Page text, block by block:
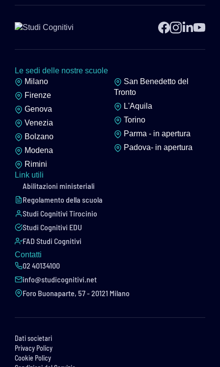
Le sedi delle nostre scuole
Milano
Firenze
Genova
Venezia
Bolzano
Modena
Rimini
San Benedetto del
Tronto
L'Aquila
Torino
Parma - in apertura
Padova- in apertura
Link utili
Abilitazioni ministeriali
Regolamento della scuola
Studi Cognitivi Tirocinio
Studi Cognitivi EDU
FAD Studi Cognitivi
Contatti
02 40134100
info@studicognitivi.net
Foro Buonaparte, 57 - 20121 Milano
Dati societari
Privacy Policy
Cookie Policy